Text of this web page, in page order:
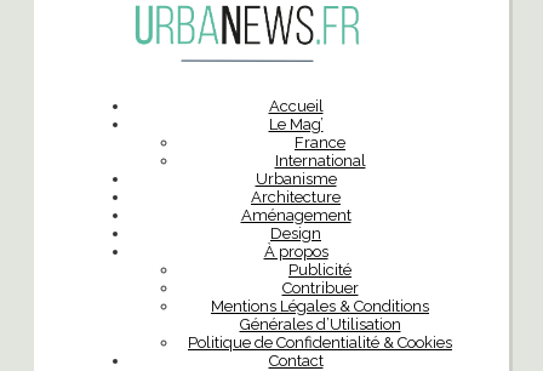
Accueil
Le Mag’
France
International
Urbanisme
Architecture
Aménagement
Design
À propos
Publicité
Contribuer
Mentions Légales & Conditions
Générales d’Utilisation
Politique de Confidentialité & Cookies
Contact